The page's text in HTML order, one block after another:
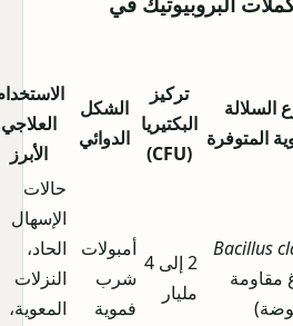
السلالة
المتوفرة
تركيز
البكتيريا
الشكل
الدوائي
الاستخدام
العلاجي
الأبرز
Bacillus
مقاومة
2 إلى 4
مليار
أمبولات
شرب
فموية
حالات
الإسهال
الحاد،
النزلات
المعوية،